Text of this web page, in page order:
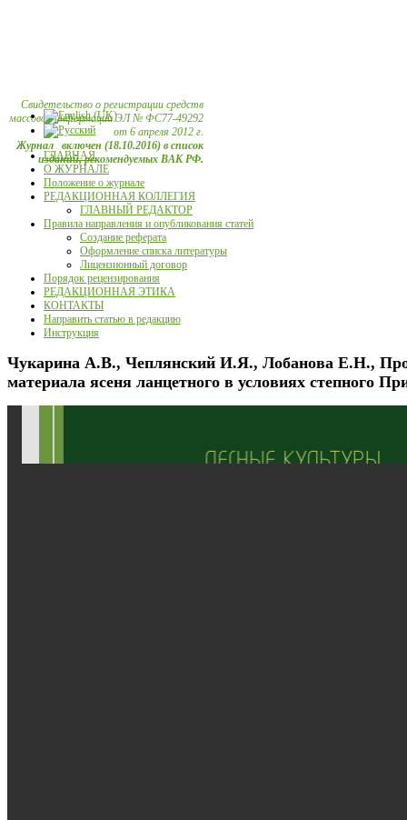
Свидетельство о регистрации средств
массовой информации ЭЛ № ФС77-49292
от 6 апреля 2012 г.
Журнал включен (18.10.2016) в список
изданий, рекомендуемых ВАК РФ.
ГЛАВНАЯ
О ЖУРНАЛЕ
Положение о журнале
РЕДАКЦИОННАЯ КОЛЛЕГИЯ
ГЛАВНЫЙ РЕДАКТОР
Правила направления и опубликования статей
Создание реферата
Оформление списка литературы
Лицензионный договор
Порядок рецензирования
РЕДАКЦИОННАЯ ЭТИКА
КОНТАКТЫ
Направить статью в редакцию
Инструкция
Чукарина А.В., Чеплянский И.Я., Лобанова Е.Н.,
материала ясеня ланцетного в условиях степного